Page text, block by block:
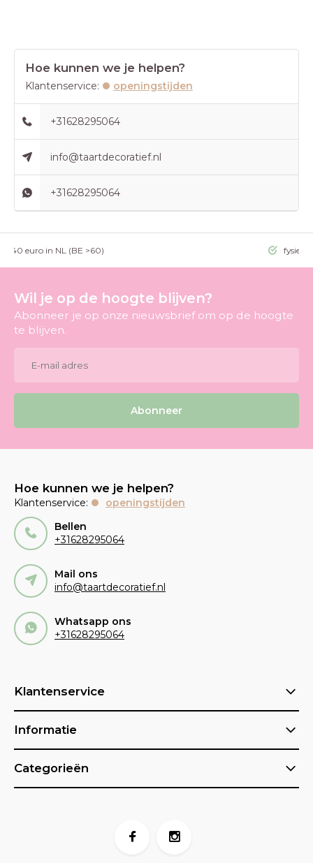
Hoe kunnen we je helpen?
Klantenservice: openingstijden
+31628295064
info@taartdecoratief.nl
+31628295064
>40 euro in NL (BE >60) fysieke
Wil je op de hoogte blijven?
Abonneer je op onze nieuwsbrief om op de hoogte
te blijven.
Abonneer
Hoe kunnen we je helpen?
Klantenservice:
openingstijden
Bellen
+31628295064
Mail ons
info@taartdecoratief.nl
Whatsapp ons
+31628295064
Klantenservice
Informatie
Categorieën